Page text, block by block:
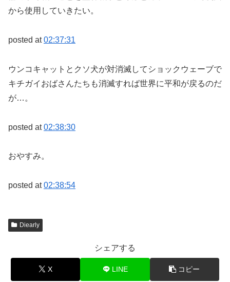
から使用していきたい。
posted at02:37:31
ウンコキャットとクソ犬が対消滅してショックウェーブで
キチガイおばさんたちも消滅すれば世界に平和が戻るのだ
が…。
posted at02:38:30
おやすみ。
posted at02:38:54
Diearly
シェアする
X LINE コピー